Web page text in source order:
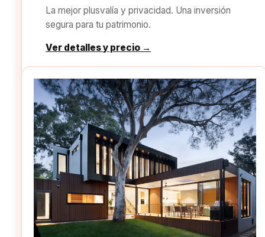
La mejor plusvalía y privacidad. Una inversión
segura para tu patrimonio.
Ver detalles y precio →